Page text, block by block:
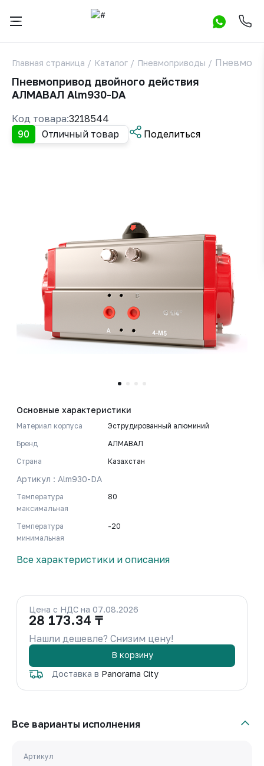
Главная страница / Каталог / Пневмоприводы /
Пневмопривод двойного действия
АЛМАВАЛ Alm930-DA
90 Отличный товар Поделиться
Код товара:3218544
Основные характеристики
Материал корпуса
Эструдированный алюминий
Бренд
АЛМАВАЛ
Страна
Казахстан
Артикул : Alm930-DA
Температура
максимальная
80
Температура
минимальная
-20
Все характеристики и описания
Цена с НДС на 07.08.2026
28 173.34 ₸
Нашли дешевле? Снизим цену!
В корзину
Доставка в Panorama City
Все варианты исполнения
Артикул